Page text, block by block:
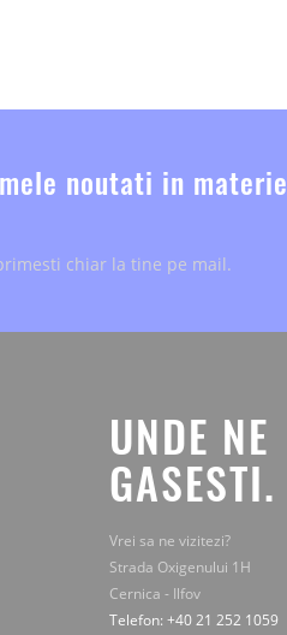
noutati in
chiar la tine pe mail.
UNDE NE
GASESTI.
Vrei sa ne vizitezi?
Strada Oxigenului 1H
Cernica - Ilfov
Telefon: +40 21 252 1059